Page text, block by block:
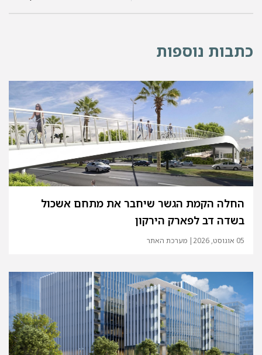
כתבות נוספות
החלה הקמת הגשר שיחבר את מתחם אשכול
בשדה דב לפארק הירקון
05 אוגוסט, 2026 | מערכת האתר